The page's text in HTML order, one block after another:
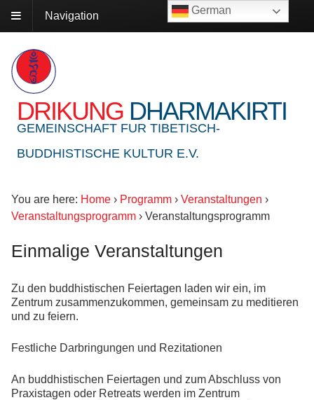
Navigation
DRIKUNG DHARMAKIRTI
GEMEINSCHAFT FUR TIBETISCH-
BUDDHISTISCHE KULTUR E.V.
You are here: Home › Programm › Veranstaltungen ›
Veranstaltungsprogramm › Veranstaltungsprogramm
Einmalige Veranstaltungen
Zu den buddhistischen Feiertagen laden wir ein, im
Zentrum zusammenzukommen, gemeinsam zu meditieren
und zu feiern.
Festliche Darbringungen und Rezitationen
An buddhistischen Feiertagen und zum Abschluss von
Praxistagen oder Retreats werden im Zentrum
German